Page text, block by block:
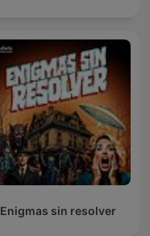
Enigmas sin resolver